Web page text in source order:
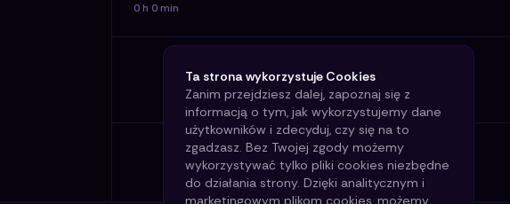
0 h 0 min
Poprzednia lekcja
Ta strona wykorzystuje Cookies
Zanim przejdziesz dalej, zapoznaj się z
informacją o tym, jak wykorzystujemy dane
użytkowników i zdecyduj, czy się na to
zgadzasz. Bez Twojej zgody możemy
wykorzystywać tylko pliki cookies niezbędne
do działania strony. Dzięki analitycznym i
marketingowym plikom cookies, możemy